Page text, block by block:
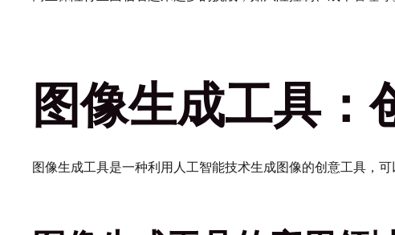
图像生成工具：
图像生成工具是一种利用人工智能技术生成图像的创意工具，